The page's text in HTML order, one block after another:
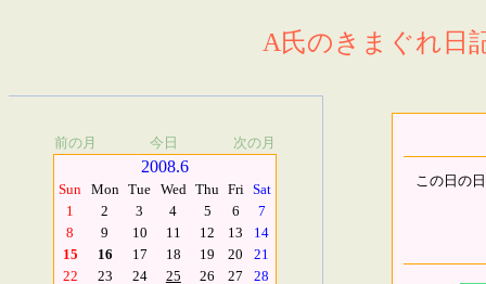
A氏のきまぐれ日
前の月 今日 次の月
2008.6
Sun Mon Tue Wed Thu Fri Sat
1
2 3 4 5 6
7
8
9 10 11 12 13
14
15
16 17 18 19 20
21
22
23 24 25 26 27
28
この日の